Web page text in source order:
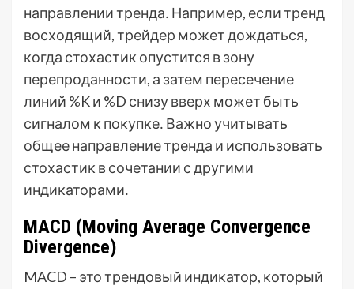
направлении тренда․ Например, если тренд
восходящий, трейдер может дождаться,
когда стохастик опустится в зону
перепроданности, а затем пересечение
линий %K и %D снизу вверх может быть
сигналом к покупке․ Важно учитывать
общее направление тренда и использовать
стохастик в сочетании с другими
индикаторами․
MACD (Moving Average Convergence
Divergence)
MACD – это трендовый индикатор, который